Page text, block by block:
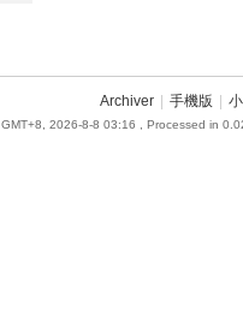
Archiver 手機版
GMT+8, 2026-8-8 03:16 , Processed in